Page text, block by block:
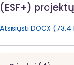
(ESF+)
Atsisiųsti DOCX 73.4